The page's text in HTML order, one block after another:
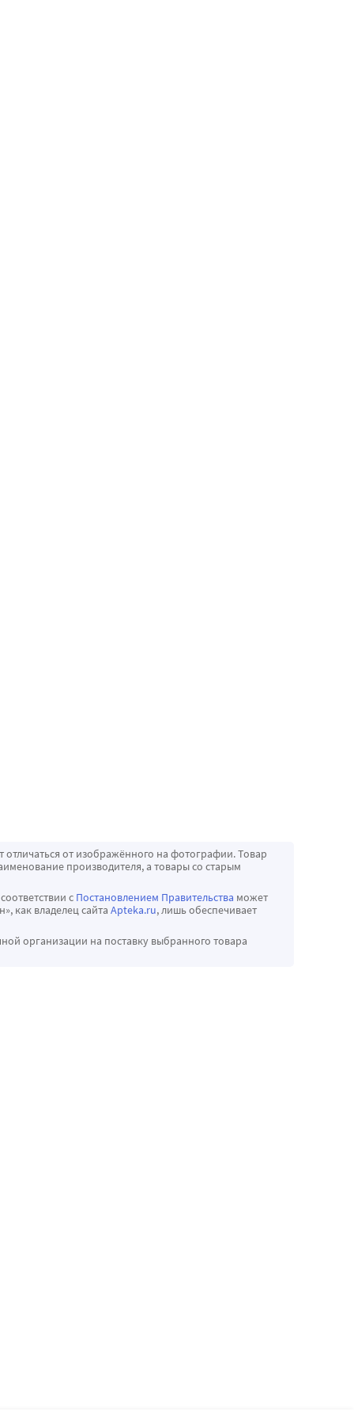
от изображённого на фотографии. Товар
производителя, а товары со старым
с Постановлением Правительства может
как владелец сайта Apteka.ru, лишь обеспечивает
организации на поставку выбранного товара